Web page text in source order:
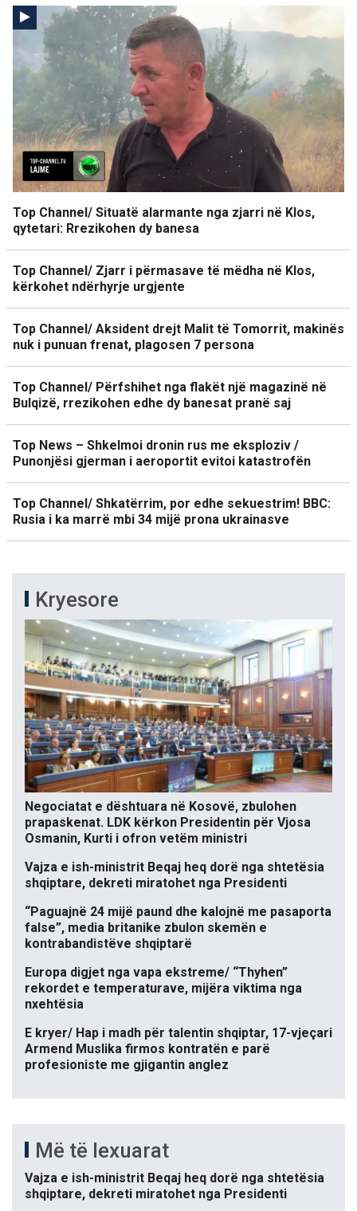
Top Channel/ Situatë alarmante nga zjarri në Klos,
qytetari: Rrezikohen dy banesa
Top Channel/ Zjarr i përmasave të mëdha në Klos,
kërkohet ndërhyrje urgjente
Top Channel/ Aksident drejt Malit të Tomorrit, makinës
nuk i punuan frenat, plagosen 7 persona
Top Channel/ Përfshihet nga flakët një magazinë në
Bulqizë, rrezikohen edhe dy banesat pranë saj
Top News – Shkelmoi dronin rus me eksploziv /
Punonjësi gjerman i aeroportit evitoi katastrofën
Top Channel/ Shkatërrim, por edhe sekuestrim! BBC:
Rusia i ka marrë mbi 34 mijë prona ukrainasve
Kryesore
Negociatat e dështuara në Kosovë, zbulohen
prapaskenat. LDK kërkon Presidentin për Vjosa
Osmanin, Kurti i ofron vetëm ministri
Vajza e ish-ministrit Beqaj heq dorë nga shtetësia
shqiptare, dekreti miratohet nga Presidenti
“Paguajnë 24 mijë paund dhe kalojnë me pasaporta
false”, media britanike zbulon skemën e
kontrabandistëve shqiptarë
Europa digjet nga vapa ekstreme/ “Thyhen”
rekordet e temperaturave, mijëra viktima nga
nxehtësia
E kryer/ Hap i madh për talentin shqiptar, 17-vjeçari
Armend Muslika firmos kontratën e parë
profesioniste me gjigantin anglez
Më të lexuarat
Vajza e ish-ministrit Beqaj heq dorë nga shtetësia
shqiptare, dekreti miratohet nga Presidenti